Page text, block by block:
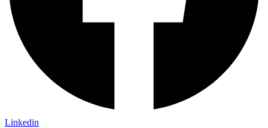
Linkedin